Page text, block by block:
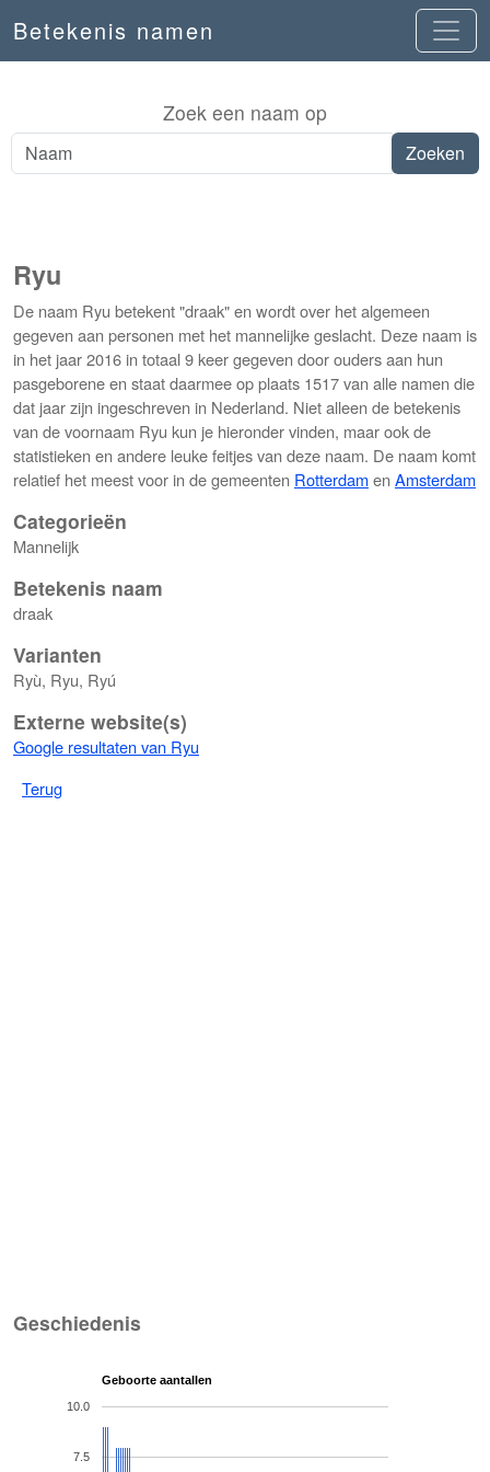
Betekenis namen
Zoek een naam op
Ryu
De naam Ryu betekent "draak" en wordt over het algemeen
gegeven aan personen met het mannelijke geslacht. Deze naam is
in het jaar 2016 in totaal 9 keer gegeven door ouders aan hun
pasgeborene en staat daarmee op plaats 1517 van alle namen die
dat jaar zijn ingeschreven in Nederland. Niet alleen de betekenis
van de voornaam Ryu kun je hieronder vinden, maar ook de
statistieken en andere leuke feitjes van deze naam. De naam komt
relatief het meest voor in de gemeenten Rotterdamen Amsterdam
Categorieën
Mannelijk
Betekenis naam
draak
Varianten
Ryù, Ryu, Ryú
Externe website(s)
Google resultaten van Ryu
Terug
Geschiedenis
Geboorte aantallen
7.5
10.0